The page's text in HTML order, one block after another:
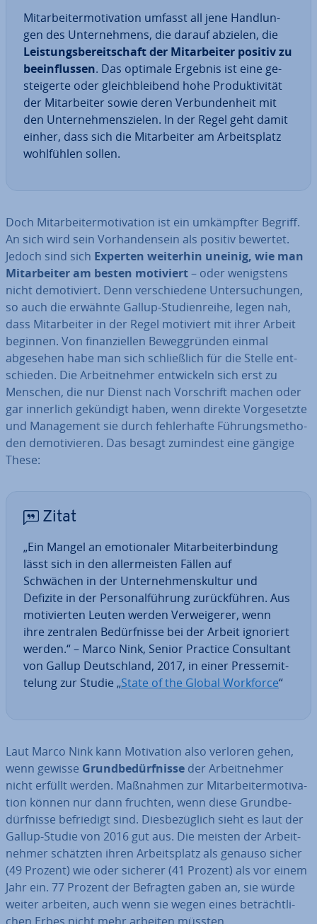
Mit­ar­bei­ter­mo­ti­va­ti­on umfasst all jene Hand­lun­
gen des Un­ter­neh­mens, die darauf abzielen, die
Leis­tungs­be­reit­schaft der Mit­ar­bei­ter positiv zu
be­ein­flus­sen. Das optimale Ergebnis ist eine ge­
stei­ger­te oder gleich­blei­bend hohe Pro­duk­ti­vi­tät
der Mit­ar­bei­ter sowie deren Ver­bun­den­heit mit
den Un­ter­neh­mens­zie­len. In der Regel geht damit
einher, dass sich die Mit­ar­bei­ter am Ar­beits­platz
wohl­füh­len sollen.
Doch Mit­ar­bei­ter­mo­ti­va­ti­on ist ein um­kämpf­ter Begriff.
An sich wird sein Vor­han­den­sein als positiv bewertet.
Jedoch sind sich Experten weiterhin uneinig, wie man
Mit­ar­bei­ter am besten motiviert– oder we­nigs­tens
nicht de­mo­ti­viert. Denn ver­schie­de­ne Un­ter­su­chun­gen,
so auch die erwähnte Gallup-Stu­di­en­rei­he, legen nah,
dass Mit­ar­bei­ter in der Regel motiviert mit ihrer Arbeit
beginnen. Von fi­nan­zi­el­len Be­weg­grün­den einmal
abgesehen habe man sich schließ­lich für die Stelle ent­
schie­den. Die Ar­beit­neh­mer ent­wi­ckeln sich erst zu
Menschen, die nur Dienst nach Vor­schrift machen oder
gar innerlich gekündigt haben, wenn direkte Vor­ge­setz­te
und Ma­nage­ment sie durch feh­ler­haf­te Füh­rungs­me­tho­
den de­mo­ti­vie­ren. Das besagt zumindest eine gängige
These:
Zitat
„Ein Mangel an emo­tio­na­ler Mit­ar­bei­ter­bin­dung
lässt sich in den al­ler­meis­ten Fällen auf
Schwächen in der Un­ter­neh­mens­kul­tur und
Defizite in der Per­so­nal­füh­rung zu­rück­füh­ren. Aus
mo­ti­vier­ten Leuten werden Ver­wei­ge­rer, wenn
ihre zentralen Be­dürf­nis­se bei der Arbeit ignoriert
werden.“ – Marco Nink, Senior Practice Con­sul­tant
von Gallup Deutsch­land, 2017, in einer Pres­se­mit­
te­lung zur Studie „State of the Global Workforce“
Laut Marco Nink kann Mo­ti­va­ti­on also verloren gehen,
wenn gewisse Grund­be­dürf­nis­se der Ar­beit­neh­mer
nicht erfüllt werden. Maßnahmen zur Mit­ar­bei­ter­mo­ti­va­
ti­on können nur dann fruchten, wenn diese Grund­be­
dürf­nis­se be­frie­digt sind. Dies­be­züg­lich sieht es laut der
Gallup-Studie von 2016 gut aus. Die meisten der Ar­beit­
neh­mer schätzten ihren Ar­beits­platz als genauso sicher
(49 Prozent) wie oder sicherer (41 Prozent) als vor einem
Jahr ein. 77 Prozent der Befragten gaben an, sie würde
weiter arbeiten, auch wenn sie wegen eines be­trächt­li­